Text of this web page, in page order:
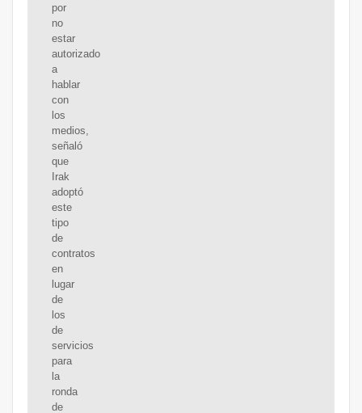
por
no
estar
autorizado
a
hablar
con
los
medios,
señaló
que
Irak
adoptó
este
tipo
de
contratos
en
lugar
de
los
de
servicios
para
la
ronda
de